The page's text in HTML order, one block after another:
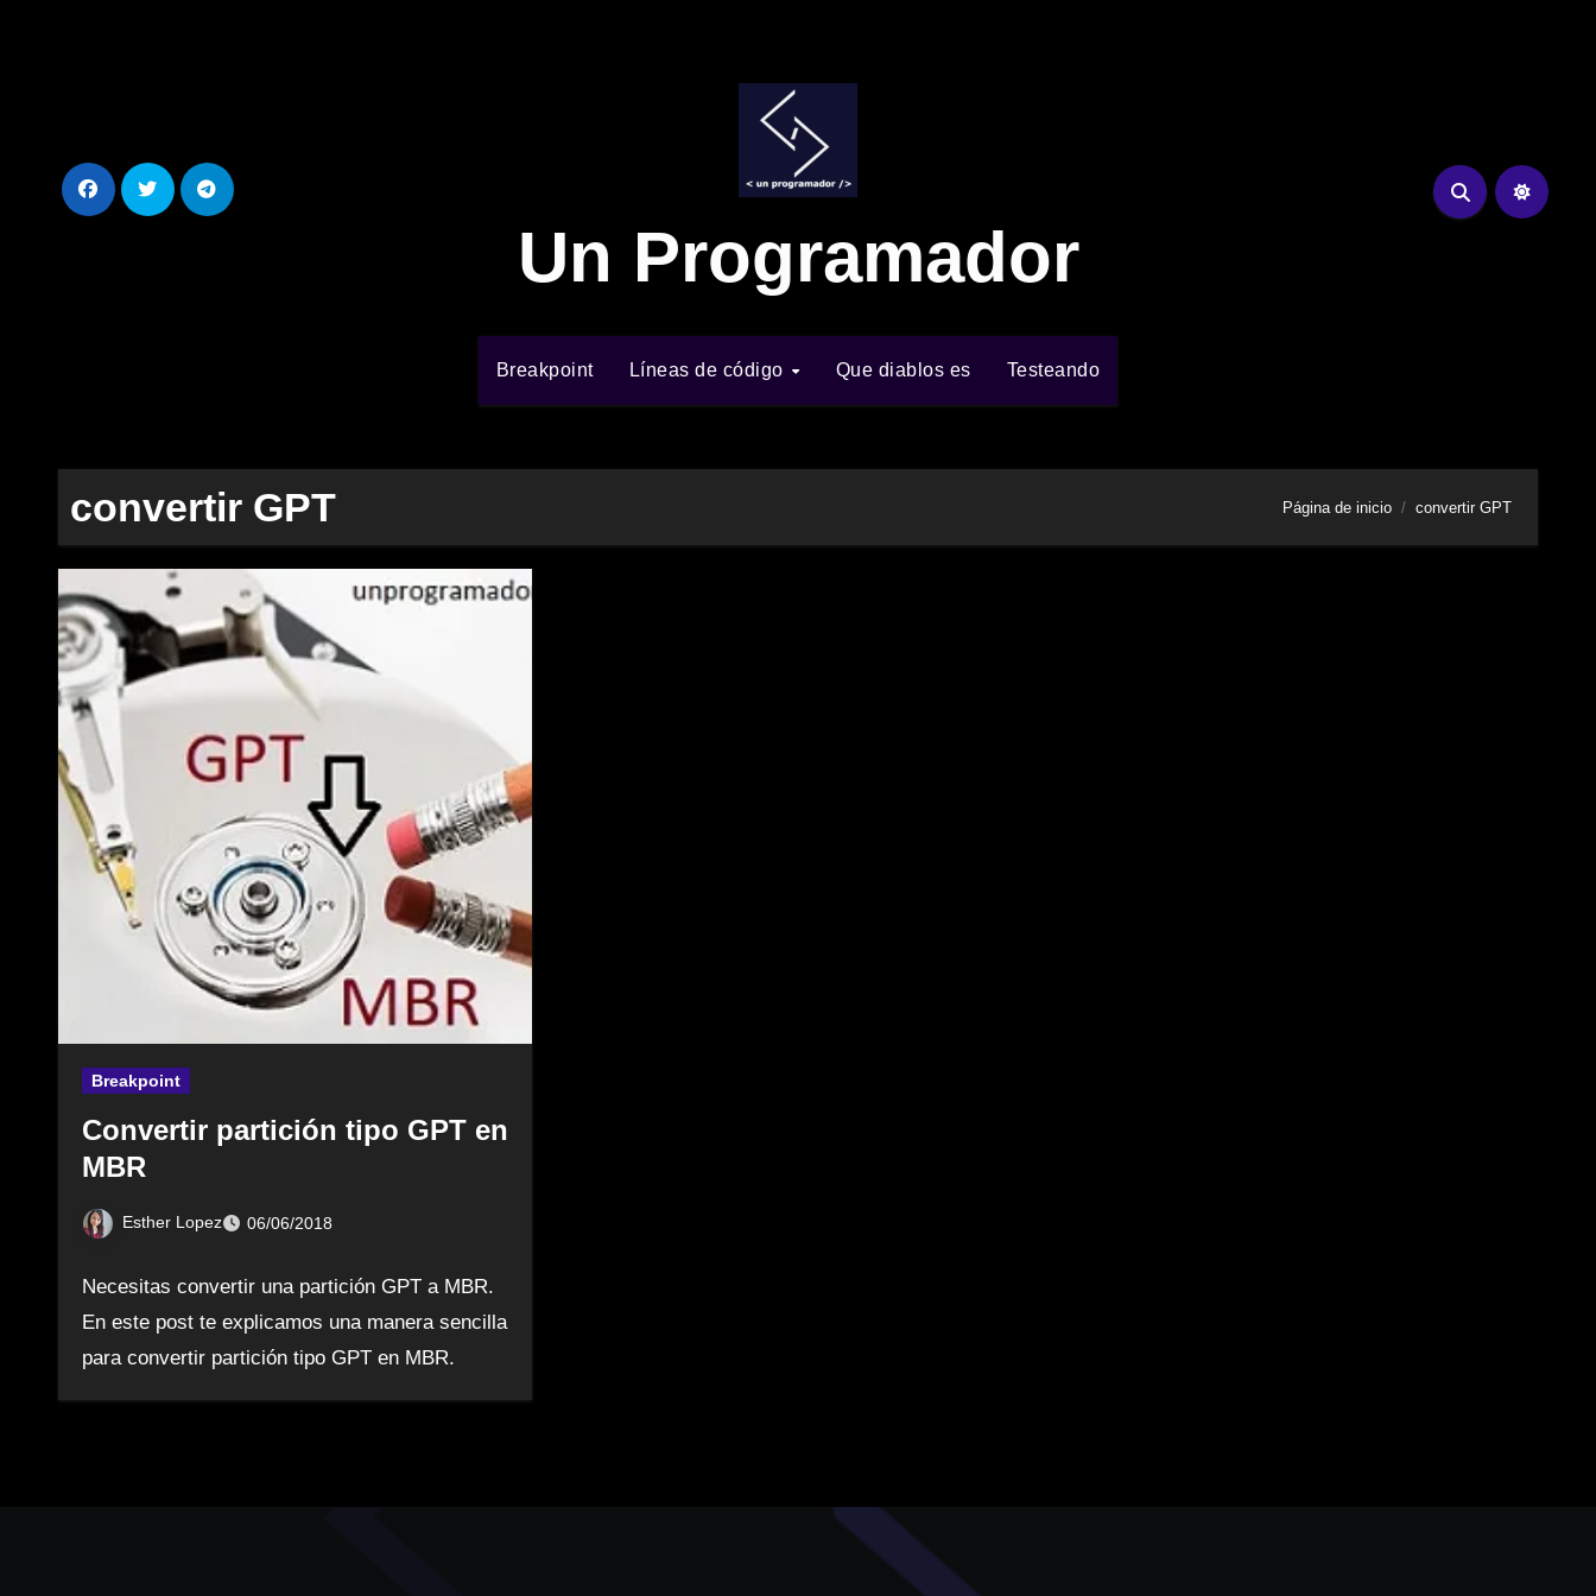
Un Programador
Breakpoint Líneas de código Que diablos es Testeando
convertir GPT Página de inicio convertir GPT
Breakpoint
Convertir partición tipo GPT en
MBR
Esther Lopez 06/06/2018
Necesitas convertir una partición GPT a MBR.
En este post te explicamos una manera sencilla
para convertir partición tipo GPT en MBR.